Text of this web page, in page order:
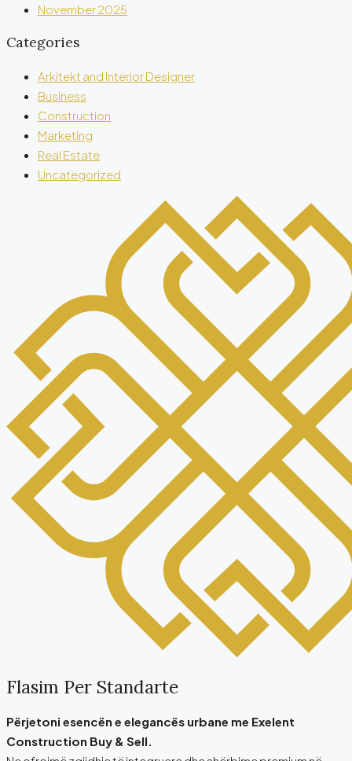
November 2025
Categories
Arkitekt and Interior Designer
Business
Construction
Marketing
Real Estate
Uncategorized
Flasim Per Standarte
Përjetoni esencën e elegancës urbane me Exelent
Construction Buy & Sell.